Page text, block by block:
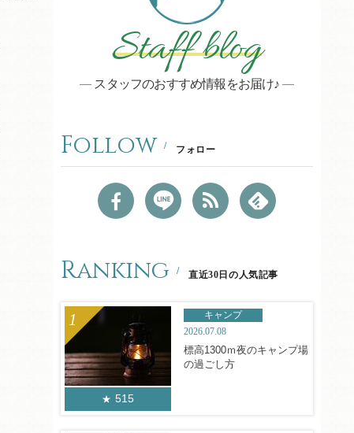
Staff blog
スタッフのおすすめ情報をお届け♪
Follow フォロー
Ranking 直近30日の人気記事
515
キャンプ
2026.07.08
標高1300ｍ夜のキャンプ場
の過ごし方